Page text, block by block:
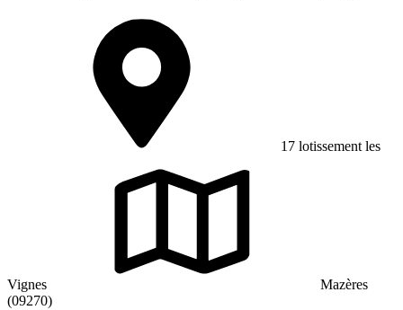
17 lotissement les
Vignes
Mazères
(09270)